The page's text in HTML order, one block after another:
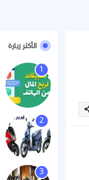
الأكثر زيارة